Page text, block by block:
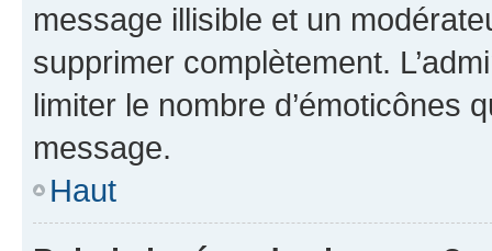
message illisible et un
supprimer complètement.
limiter le nombre d’émoticônes
message.
Haut